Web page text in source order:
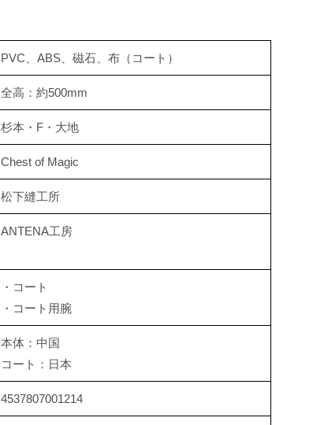
PVC、ABS、磁石、布（コート）
全高：約500mm
杉本・F・大地
Chest of Magic
松下縫工所
ANTENA工房
・コート
・コート用腕
本体：中国
コート：日本
4537807001214